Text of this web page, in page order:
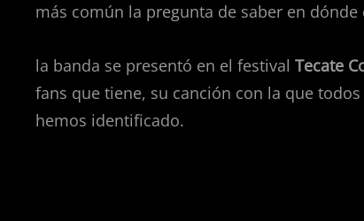
más común la pregunta de saber en dónde
la banda se presentó en el festival Tecate
fans que tiene, su canción con la que
hemos identificado.